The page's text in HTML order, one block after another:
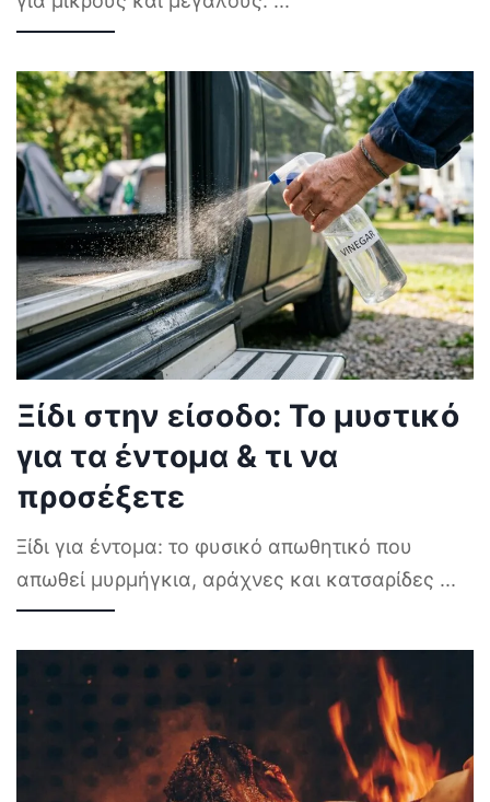
Ξίδι στην είσοδο: Το μυστικό
για τα έντομα & τι να
προσέξετε
Ξίδι για έντομα: το φυσικό απωθητικό που
απωθεί μυρμήγκια, αράχνες και κατσαρίδες ...